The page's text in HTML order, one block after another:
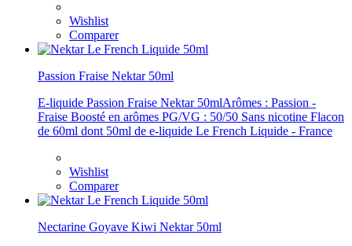
Wishlist
Comparer
Passion Fraise Nektar 50ml
E-liquide Passion Fraise Nektar 50mlArômes : Passion -
Fraise Boosté en arômes PG/VG : 50/50 Sans nicotine Flacon
de 60ml dont 50ml de e-liquide Le French Liquide - France
Wishlist
Comparer
Nectarine Goyave Kiwi Nektar 50ml